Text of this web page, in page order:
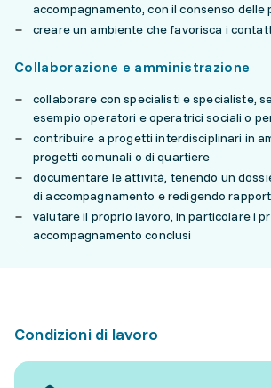
accompagnamento, con il consenso
creare un ambiente che favorisca i
Collaborazione e amministrazione
collaborare con specialisti e specialiste,
esempio operatori e operatrici sociali o
contribuire a progetti interdisciplinari in
progetti comunali o di quartiere
documentare le attività, tenendo un
di accompagnamento e redigendo
valutare il proprio lavoro, in particolare i
accompagnamento conclusi
Condizioni di lavoro